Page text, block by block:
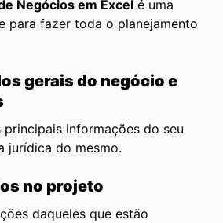
Negócios em Excel é uma
para fazer toda o planejamento
gerais do negócio e
informações do seu
jurídica do mesmo.
no projeto
daqueles que estão